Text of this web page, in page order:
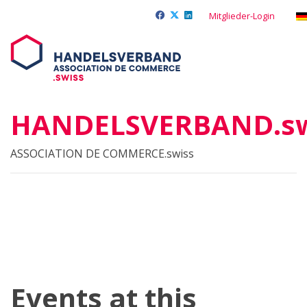
Mitglieder-Login
ASSOCIATION DE COMMERCE.swiss
Events at this